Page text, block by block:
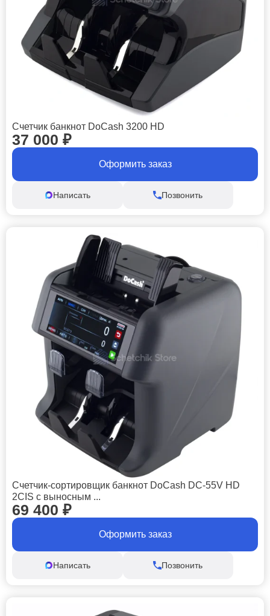
Счетчик банкнот DoCash 3200 HD
37 000 ₽
Оформить заказ
Написать Позвонить
Счетчик-сортировщик банкнот DoCash DC-55V HD
2CIS с выносным ...
69 400 ₽
Оформить заказ
Написать Позвонить